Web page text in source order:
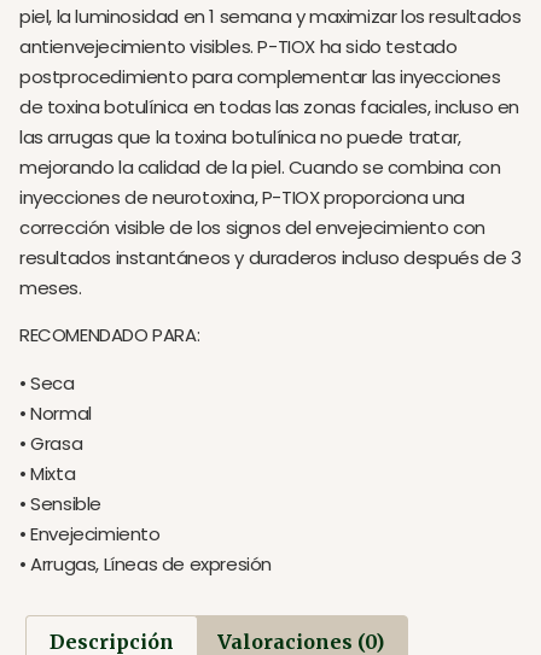
piel, la luminosidad en 1 semana y maximizar los resultados
antienvejecimiento visibles. P-TIOX ha sido testado
postprocedimiento para complementar las inyecciones
de toxina botulínica en todas las zonas faciales, incluso en
las arrugas que la toxina botulínica no puede tratar,
mejorando la calidad de la piel. Cuando se combina con
inyecciones de neurotoxina, P-TIOX proporciona una
corrección visible de los signos del envejecimiento con
resultados instantáneos y duraderos incluso después de 3
meses.
RECOMENDADO PARA:
• Seca
• Normal
• Grasa
• Mixta
• Sensible
• Envejecimiento
• Arrugas, Líneas de expresión
Descripción Valoraciones (0)